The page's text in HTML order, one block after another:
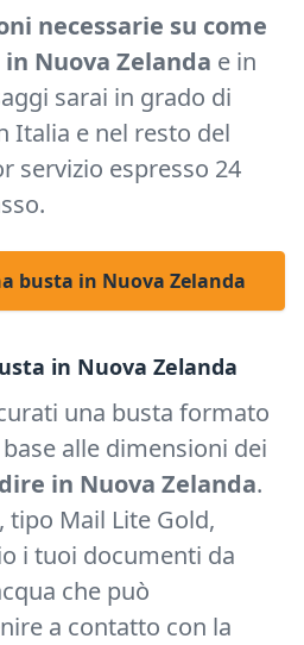
necessarie su come
Nuova Zelanda e in
sarai in grado di
Italia e nel resto del
servizio espresso 24
busta in Nuova Zelanda
in Nuova Zelanda
una busta formato
alle dimensioni dei
in Nuova Zelanda.
Mail Lite Gold,
i tuoi documenti da
che può
a contatto con la